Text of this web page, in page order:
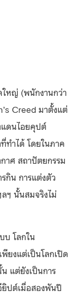
หญ่ (พนักงานกว่า
Creed มาตั้งแต่
แดนไอยคุปต์
ทำได้ โดยในภาค
าศ สถาปัตยกรรม
กิน การแต่งตัว
ฯ นั้นสมจริงไม่
บ โลกใน
ยงแต่เป็นโลกเปิด
แต่ยังเป็นการ
ปต์เมื่อสองพันปี